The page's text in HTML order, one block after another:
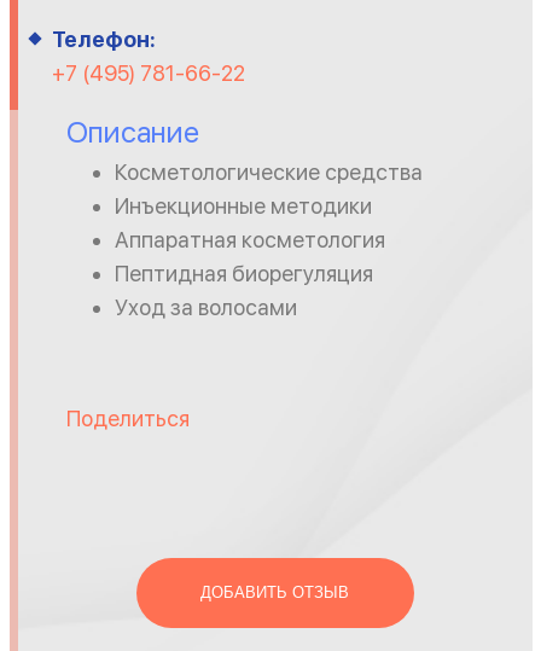
Телефон:
+7 (495) 781-66-22
Описание
Косметологические средства
Инъекционные методики
Аппаратная косметология
Пептидная биорегуляция
Уход за волосами
Поделиться
ДОБАВИТЬ ОТЗЫВ